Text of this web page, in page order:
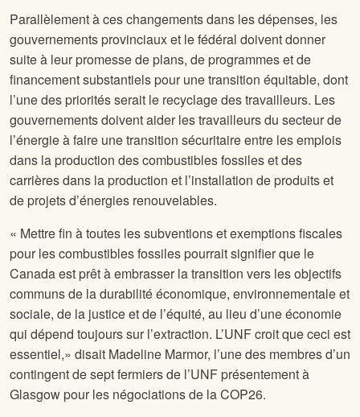
Parallèlement à ces changements dans les dépenses, les
gouvernements provinciaux et le fédéral doivent donner
suite à leur promesse de plans, de programmes et de
financement substantiels pour une transition équitable, dont
l’une des priorités serait le recyclage des travailleurs. Les
gouvernements doivent aider les travailleurs du secteur de
l’énergie à faire une transition sécuritaire entre les emplois
dans la production des combustibles fossiles et des
carrières dans la production et l’installation de produits et
de projets d’énergies renouvelables.
« Mettre fin à toutes les subventions et exemptions fiscales
pour les combustibles fossiles pourrait signifier que le
Canada est prêt à embrasser la transition vers les objectifs
communs de la durabilité économique, environnementale et
sociale, de la justice et de l’équité, au lieu d’une économie
qui dépend toujours sur l’extraction. L’UNF croit que ceci est
essentiel,» disait Madeline Marmor, l’une des membres d’un
contingent de sept fermiers de l’UNF présentement à
Glasgow pour les négociations de la COP26.